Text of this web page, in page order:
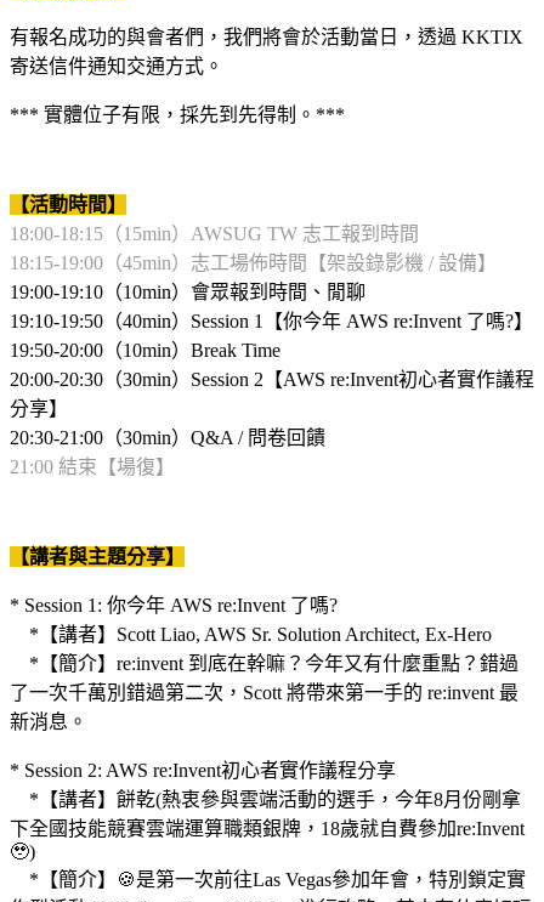
有報名成功的與會者們，我們將會於活動當日，透過 KKTIX
寄送信件通知交通方式。
*** 實體位子有限，採先到先得制。***
【活動時間】
18:00-18:15（15min）AWSUG TW 志工報到時間
18:15-19:00（45min）志工場佈時間【架設錄影機 / 設備】
19:00-19:10（10min）會眾報到時間、閒聊
19:10-19:50（40min）Session 1【你今年 AWS re:Invent 了嗎?】
19:50-20:00（10min）Break Time
20:00-20:30（30min）Session 2【AWS re:Invent初心者實作議程
分享】
20:30-21:00（30min）Q&A / 問卷回饋
21:00 結束【場復】
【講者與主題分享】
* Session 1: 你今年 AWS re:Invent 了嗎?
*【講者】Scott Liao, AWS Sr. Solution Architect, Ex-Hero
*【簡介】re:invent 到底在幹嘛？今年又有什麼重點？錯過
了一次千萬別錯過第二次，Scott 將帶來第一手的 re:invent 最
新消息。
* Session 2: AWS re:Invent初心者實作議程分享
*【講者】餅乾(熱衷參與雲端活動的選手，今年8月份剛拿
下全國技能競賽雲端運算職類銀牌，18歲就自費參加re:Invent
🥹)
*【簡介】🍪是第一次前往Las Vegas參加年會，特別鎖定實